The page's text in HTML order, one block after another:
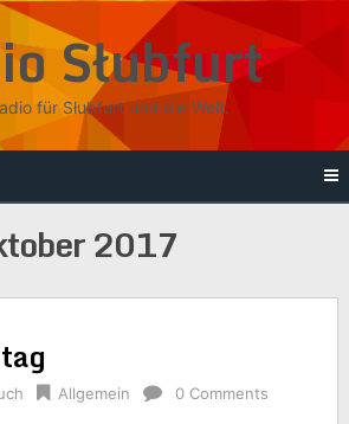
Słubfurt
für Słubfurt und die Welt.
2017
Allgemein 0 Comments